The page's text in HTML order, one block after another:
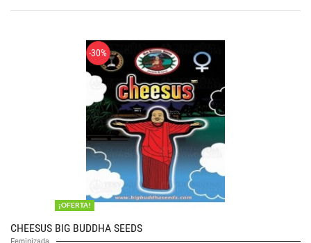
-30%
¡OFERTA!
CHEESUS BIG BUDDHA SEEDS
Feminizada